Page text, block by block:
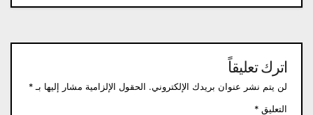
اترك تعليقاً
لن يتم نشر عنوان بريدك الإلكتروني. الحقول الإلزامية مشار إليها بـ *
التعليق *